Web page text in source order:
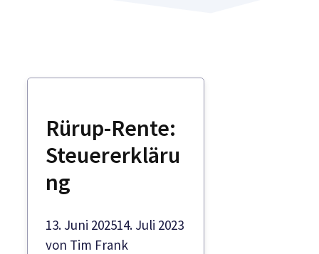
Rürup-Rente:
Steuererkläru
ng
13. Juni 202514. Juli 2023
von Tim Frank